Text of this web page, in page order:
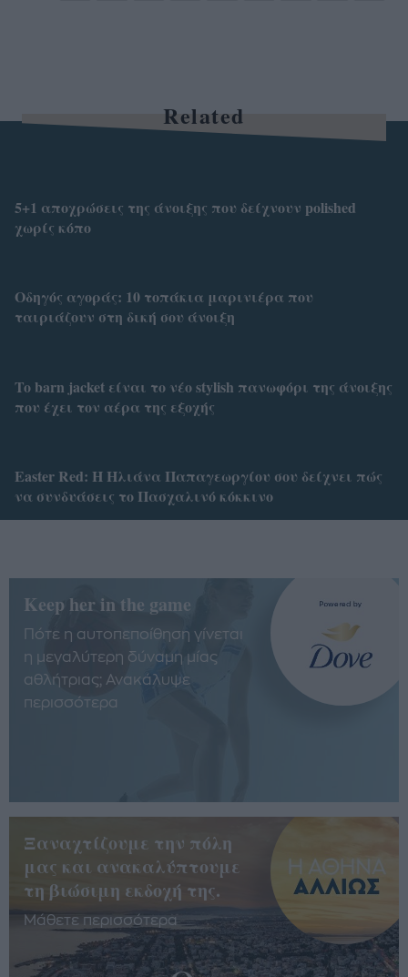
Related
5+1 αποχρώσεις της άνοιξης που δείχνουν polished
χωρίς κόπο
Οδηγός αγοράς: 10 τοπάκια μαρινιέρα που
ταιριάζουν στη δική σου άνοιξη
To barn jacket είναι το νέο stylish πανωφόρι της άνοιξης
που έχει τον αέρα της εξοχής
Easter Red: Η Ηλιάνα Παπαγεωργίου σου δείχνει πώς
να συνδυάσεις το Πασχαλινό κόκκινο
Keep her in the game
Πότε η αυτοπεποίθηση γίνεται
η μεγαλύτερη δύναμη μίας
αθλήτριας; Ανακάλυψε
περισσότερα
Ξαναχτίζουμε την πόλη
μας και ανακαλύπτουμε
τη βιώσιμη εκδοχή της.
Μάθετε περισσότερα